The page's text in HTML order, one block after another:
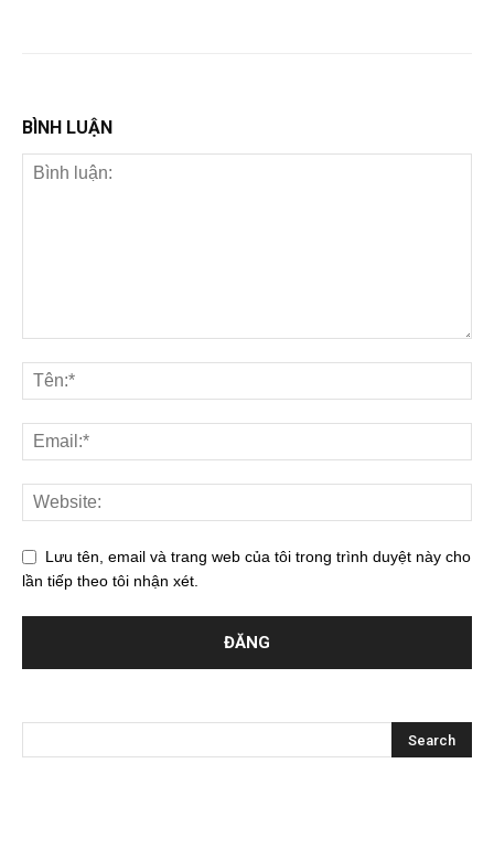
BÌNH LUẬN
Lưu tên, email và trang web của tôi trong trình duyệt này cho
lần tiếp theo tôi nhận xét.